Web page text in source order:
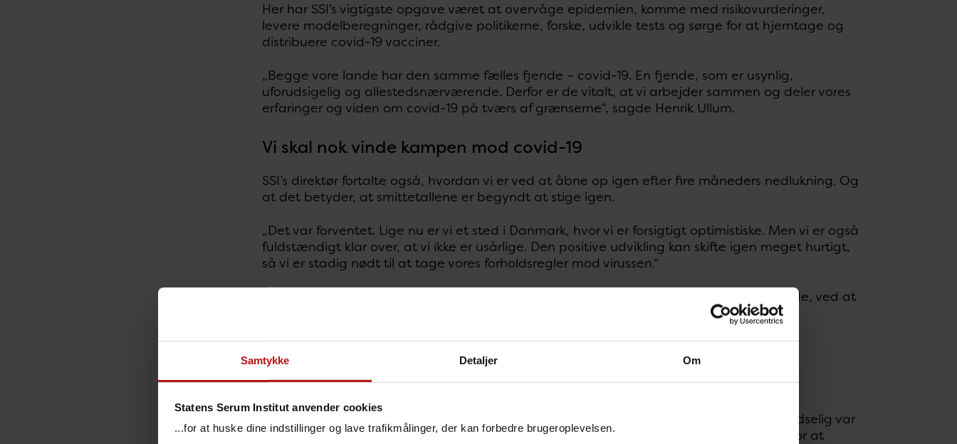
Samtykke Detaljer Om
Statens Serum Institut anvender cookies
...for at huske dine indstillinger og lave trafikmålinger, der kan forbedre brugeroplevelsen.
Her har SSI’s vigtigste opgave været at overvåge epidemien, komme med risikovurderinger,
levere modelberegninger, rådgive politikerne, forske, udvikle tests og sørge for at hjemtage og
distribuere covid-19 vacciner.
„Begge vore lande har den samme fælles fjende – covid-19. En fjende, som er usynlig,
uforudsigelig og allestedsnærværende. Derfor er de vitalt, at vi arbejder sammen og deler vores
erfaringer og viden om covid-19 på tværs af grænserne“, sagde Henrik Ullum.
Vi skal nok vinde kampen mod covid-19
SSI’s direktør fortalte også, hvordan vi er ved at åbne op igen efter fire måneders nedlukning. Og
at det betyder, at smittetallene er begyndt at stige igen.
„Det var forventet. Lige nu er vi et sted i Danmark, hvor vi er forsigtigt optimistiske. Men vi er også
fuldstændigt klar over, at vi ikke er usårlige. Den positive udvikling kan skifte igen meget hurtigt,
så vi er stadig nødt til at tage vores forholdsregler mod virussen.“
„Men vi er overbeviste om, at vi nok skal vinde kampen mod covid-19 ved at samarbejde, ved at
Takkede Danmark
Zuzana Caputová takkede i sin tale Danmark for hjælpen i kampen mod covid-19.
„Da Slovakiet i vinter oplevede en kraftig stigning i antallet af covid-19 smittede og pludselig var
blandt de hårdest ramte lande i Europa, sendte Danmark os læger og sygeplejersker for at